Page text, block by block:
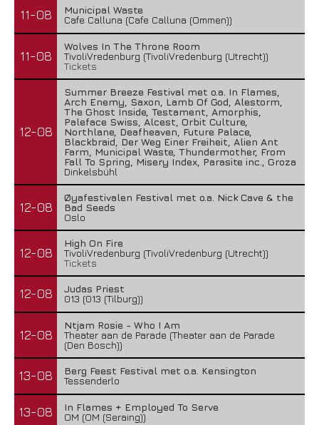
11-08
Municipal Waste
Cafe Calluna (Cafe Calluna (Ommen))
11-08
Wolves In The Throne Room
TivoliVredenburg (TivoliVredenburg (Utrecht))
Tickets
12-08
Summer Breeze Festival met o.a. In Flames,
Arch Enemy, Saxon, Lamb Of God, Alestorm,
The Ghost Inside, Testament, Amorphis,
Paleface Swiss, Alcest, Orbit Culture,
Northlane, Deafheaven, Future Palace,
Blackbraid, Der Weg Einer Freiheit, Alien Ant
Farm, Municipal Waste, Thundermother, From
Fall To Spring, Misery Index, Parasite inc., Groza
Dinkelsbühl
12-08
Øyafestivalen Festival met o.a. Nick Cave & the
Bad Seeds
Oslo
12-08
High On Fire
TivoliVredenburg (TivoliVredenburg (Utrecht))
Tickets
12-08
Judas Priest
013 (013 (Tilburg))
12-08
Ntjam Rosie - Who I Am
Theater aan de Parade (Theater aan de Parade
(Den Bosch))
13-08
Berg Feest Festival met o.a. Kensington
Tessenderlo
13-08
In Flames + Employed To Serve
OM (OM (Seraing))